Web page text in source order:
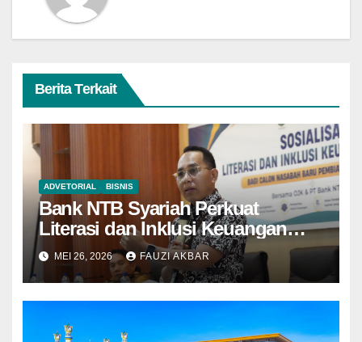
Berita Terkait
ADVETORIAL BISNIS
Bank NTB Syariah Perkuat
Literasi dan Inklusi Keuangan
Syariah di Kota Bima
MEI 26, 2026 FAUZI AKBAR